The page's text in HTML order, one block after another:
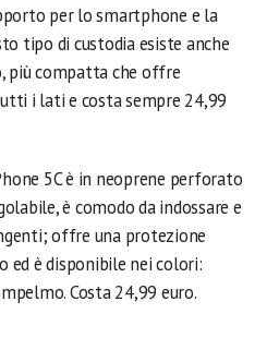
per lo smartphone e la
tipo di custodia esiste anche
più compatta che offre
i lati e costa sempre 24,99
5C è in neoprene perforato
è comodo da indossare e
offre una protezione
ed è disponibile nei colori:
Costa 24,99 euro.